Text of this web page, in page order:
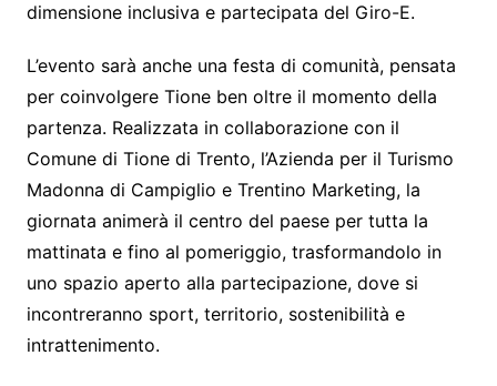
dimensione inclusiva e partecipata del Giro-E.
L’evento sarà anche una festa di comunità, pensata
per coinvolgere Tione ben oltre il momento della
partenza. Realizzata in collaborazione con il
Comune di Tione di Trento, l’Azienda per il Turismo
Madonna di Campiglio e Trentino Marketing, la
giornata animerà il centro del paese per tutta la
mattinata e fino al pomeriggio, trasformandolo in
uno spazio aperto alla partecipazione, dove si
incontreranno sport, territorio, sostenibilità e
intrattenimento.